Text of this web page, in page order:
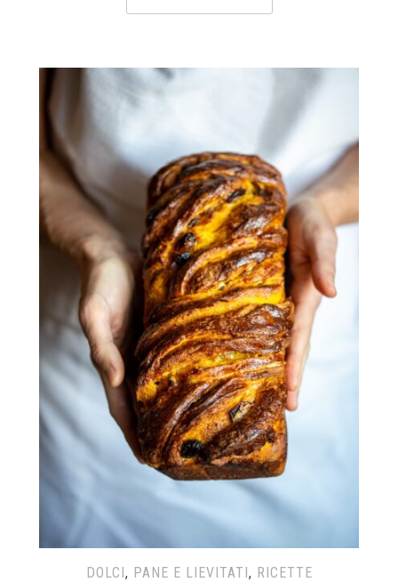
DOLCI, PANE E LIEVITATI, RICETTE